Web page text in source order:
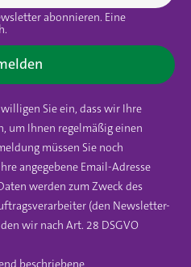
abonnieren. Eine
Sie ein, dass wir Ihre
um Ihnen regelmäßig einen
müssen Sie noch
angegebene Email-Adresse
werden zum Zweck des
(den Newsletter-
wir nach Art. 28 DSGVO
beschriebene